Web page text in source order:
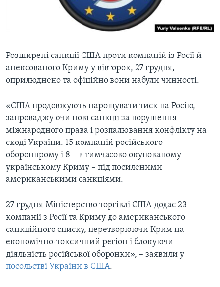
СУСПІЛЬСТВО
ТЕЛЕПРОГРАМИ
БРИФІНГ ГОЛОСУ АМЕРИКИ
СТУДІЯ ВАШИНГТОН
ПРАЙМ-ТАЙМ
ПОГЛЯД З ВАШИНГТОНА
Learning English
Мови
Розширені санкції США проти компаній із Росії й
анексованого Криму у вівторок, 27 грудня,
оприлюднено та офіційно вони набули чинності.
«США продовжують нарощувати тиск на Росію,
запроваджуючи нові санкції за порушення
міжнародного права і розпалювання конфлікту на
сході України. 15 компаній російського
оборонпрому і 8 – в тимчасово окупованому
українському Криму – під посиленими
американськими санкціями.
27 грудня Міністерство торгівлі США додає 23
компанії з Росії та Криму до американського
санкційного списку, перетворюючи Крим на
економічно-токсичний регіон і блокуючи
діяльність російської оборонки», – заявили у
посольстві України в США.